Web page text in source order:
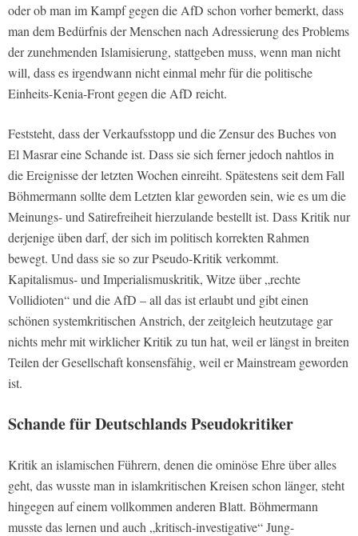
oder ob man im Kampf gegen die AfD schon vorher bemerkt, dass
man dem Bedürfnis der Menschen nach Adressierung des Problems
der zunehmenden Islamisierung, stattgeben muss, wenn man nicht
will, dass es irgendwann nicht einmal mehr für die politische
Einheits-Kenia-Front gegen die AfD reicht.
Feststeht, dass der Verkaufsstopp und die Zensur des Buches von
El Masrar eine Schande ist. Dass sie sich ferner jedoch nahtlos in
die Ereignisse der letzten Wochen einreiht. Spätestens seit dem Fall
Böhmermann sollte dem Letzten klar geworden sein, wie es um die
Meinungs- und Satirefreiheit hierzulande bestellt ist. Dass Kritik nur
derjenige üben darf, der sich im politisch korrekten Rahmen
bewegt. Und dass sie so zur Pseudo-Kritik verkommt.
Kapitalismus- und Imperialismuskritik, Witze über „rechte
Vollidioten“ und die AfD – all das ist erlaubt und gibt einen
schönen systemkritischen Anstrich, der zeitgleich heutzutage gar
nichts mehr mit wirklicher Kritik zu tun hat, weil er längst in breiten
Teilen der Gesellschaft konsensfähig, weil er Mainstream geworden
ist.
Schande für Deutschlands Pseudokritiker
Kritik an islamischen Führern, denen die ominöse Ehre über alles
geht, das wusste man in islamkritischen Kreisen schon länger, steht
hingegen auf einem vollkommen anderen Blatt. Böhmermann
musste das lernen und auch „kritisch-investigative“ Jung-